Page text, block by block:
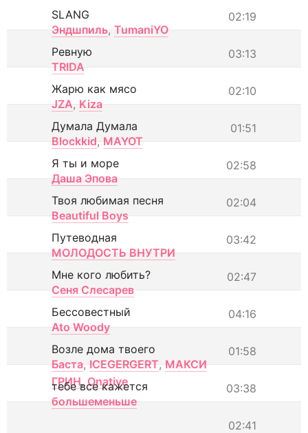
02:19
SLANG
Эндшпиль, TumaniYO
03:13
Ревную
TRIDA
02:10
Жарю как мясо
JZA, Kiza
01:51
Думала Думала
Blockkid, MAYOT
02:58
Я ты и море
Даша Эпова
02:04
Твоя любимая песня
Beautiful Boys
03:42
Путеводная
МОЛОДОСТЬ ВНУТРИ
02:47
Мне кого любить?
Сеня Слесарев
04:16
Бессовестный
Ato Woody
01:58
Возле дома твоего
Баста, ICEGERGERT, МАКСИ
ГРИН, Onative 03:38
тебе все кажется
большеменьше
02:41